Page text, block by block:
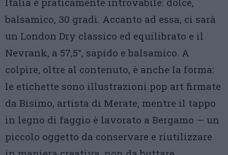
balsamico, 30 gradi. Accanto ad essa, ci sarà
un London Dry classico ed equilibrato e il
Nevrank, a 57,5°, sapido e balsamico. A
colpire, oltre al contenuto, è anche la forma:
le etichette sono illustrazioni pop art firmate
da Bisimo, artista di Merate, mentre il tappo
in legno di faggio è lavorato a Bergamo — un
piccolo oggetto da conservare e riutilizzare